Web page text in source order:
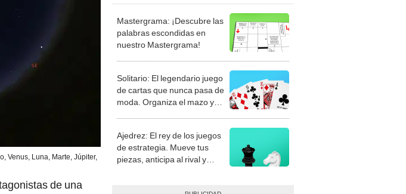
Venus, Luna, Marte, Júpiter,
de una
Mastergrama: ¡Descubre las
palabras escondidas en
nuestro Mastergrama!
Solitario: El legendario juego
de cartas que nunca pasa de
moda. Organiza el mazo y
Ajedrez: El rey de los juegos
de estrategia. Mueve tus
piezas, anticipa al rival y